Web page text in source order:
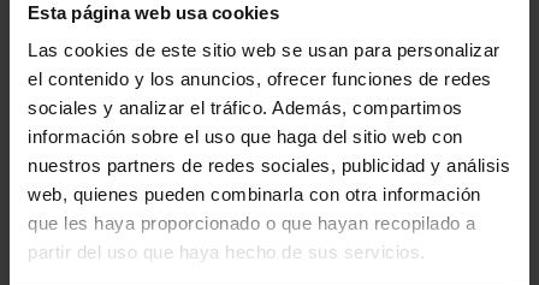
Esta página web usa cookies
Las cookies de este sitio web se usan para personalizar
el contenido y los anuncios, ofrecer funciones de redes
sociales y analizar el tráfico. Además, compartimos
información sobre el uso que haga del sitio web con
nuestros partners de redes sociales, publicidad y análisis
web, quienes pueden combinarla con otra información
que les haya proporcionado o que hayan recopilado a
partir del uso que haya hecho de sus servicios.
pantallas puede afectar el ritmo de sueño, generando
despertares nocturnos y sueño no reparador.
Aislamiento social:Si el niño pierde interés en
interactuar con otros niños o en realizar actividades
grupales, es una señal de que puede estar
desarrollando una dependencia hacia los dispositivos
electrónicos.